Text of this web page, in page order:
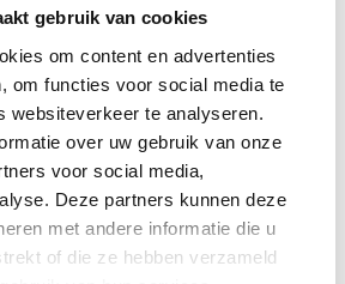
gebruik van cookies
om content en advertenties
om functies voor social media te
websiteverkeer te analyseren.
over uw gebruik van onze
voor social media,
Deze partners kunnen deze
met andere informatie die u
of die ze hebben verzameld